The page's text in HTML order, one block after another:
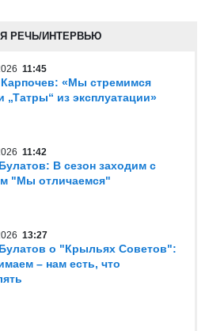
РЕЧЬ/ИНТЕРВЬЮ
11:45
«Мы стремимся
„Татры“ из эксплуатации»
11:42
В сезон заходим с
"Мы отличаемся"
13:27
о "Крыльях Советов":
– нам есть, что